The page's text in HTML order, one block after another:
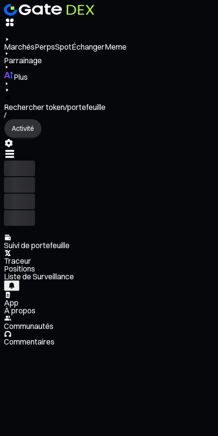
MarchésPerpsSpotÉchangerMeme
Parrainage
Plus
Rechercher token/portefeuille
/
Activité
Suivi de portefeuille
Traceur
Positions
Liste de Surveillance
App
À propos
Communautés
Commentaires